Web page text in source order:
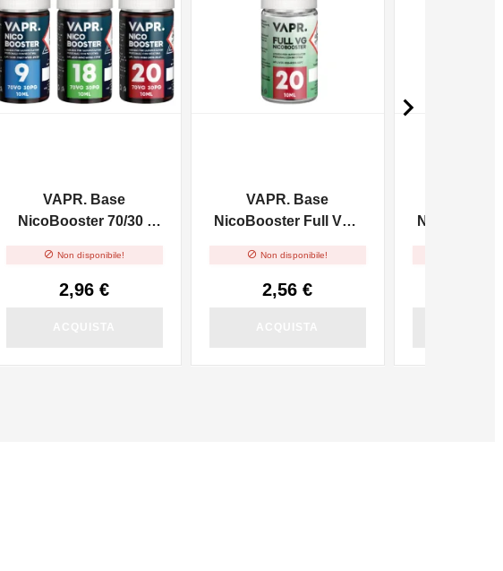
VAPR. Base
NicoBooster 70/30 -
 Non disponibile!
2,96 €
VAPR. Base
NicoBooster Full VG -
 Non disponibile!
2,56 €
